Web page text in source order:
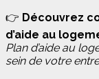
👉 Découvrez
d’aide au
Plan d’aide au
sein de votre